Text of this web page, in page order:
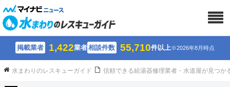
掲載業者 1,422業者相談件数 55,710件以上※2026年8月時点
水まわりのレスキューガイド 信頼できる給湯器修理業者・水道屋が見つか